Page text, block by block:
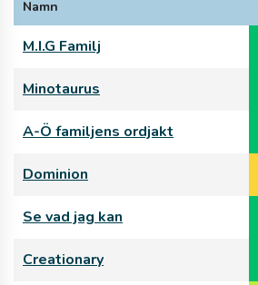
Namn
M.I.G Familj
Minotaurus
A-Ö familjens ordjakt
Dominion
Se vad jag kan
Creationary